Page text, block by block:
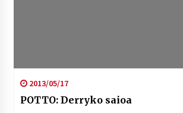
2013/05/17
POTTO: Derryko saioa